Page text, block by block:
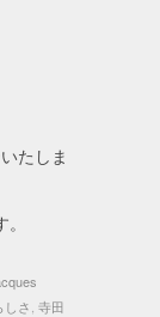
たしま
しさ 寺田